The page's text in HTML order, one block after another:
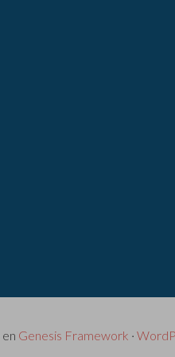
en Genesis Framework ·